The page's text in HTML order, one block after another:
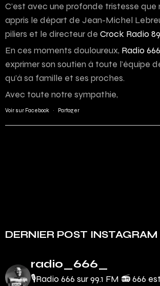
C’est avec une profonde tristesse que
appris le départ de Jean-Michel
piliers et le directeur de Crock Radio
En ces moments douloureux, Radio
exprimer son soutien à toute l’équipe
qu’à sa famille et ses proches.
Avec toute notre sympathie,
Voir sur Facebook · Partager
DERNIER POST INSTAGRAM
radio_666_
🎙Radio 666 sur 99.1 FM 📻666